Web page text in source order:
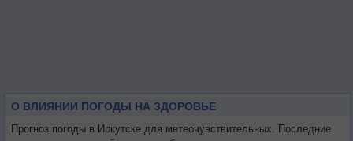
О ВЛИЯНИИ ПОГОДЫ НА ЗДОРОВЬЕ
Прогноз погоды в Иркутске для метеочувствительных. Последние